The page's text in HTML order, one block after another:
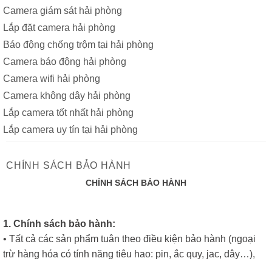
Camera giám sát hải phòng
Lắp đặt camera hải phòng
Báo động chống trộm tại hải phòng
Camera báo động hải phòng
Camera wifi hải phòng
Camera không dây hải phòng
Lắp camera tốt nhất hải phòng
Lắp camera uy tín tại hải phòng
CHÍNH SÁCH BẢO HÀNH
CHÍNH SÁCH BẢO HÀNH
1. Chính sách bảo hành:
• Tất cả các sản phẩm tuân theo điều kiện bảo hành (ngoại
trừ hàng hóa có tính năng tiêu hao: pin, ắc quy, jac, dây…),